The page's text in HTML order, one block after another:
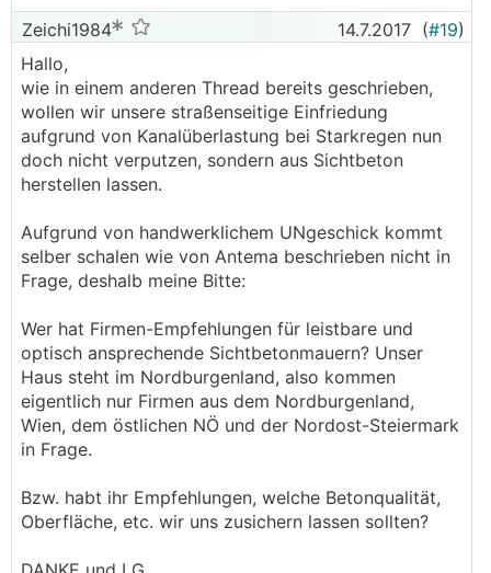
Zeichi1984 14.7.2017 (#19)
Hallo,
wie in einem anderen Thread bereits geschrieben,
wollen wir unsere straßenseitige Einfriedung
aufgrund von Kanalüberlastung bei Starkregen nun
doch nicht verputzen, sondern aus Sichtbeton
herstellen lassen.
Aufgrund von handwerklichem UNgeschick kommt
selber schalen wie von Antema beschrieben nicht in
Frage, deshalb meine Bitte:
Wer hat Firmen-Empfehlungen für leistbare und
optisch ansprechende Sichtbetonmauern? Unser
Haus steht im Nordburgenland, also kommen
eigentlich nur Firmen aus dem Nordburgenland,
Wien, dem östlichen NÖ und der Nordost-Steiermark
in Frage.
Bzw. habt ihr Empfehlungen, welche Betonqualität,
Oberfläche, etc. wir uns zusichern lassen sollten?